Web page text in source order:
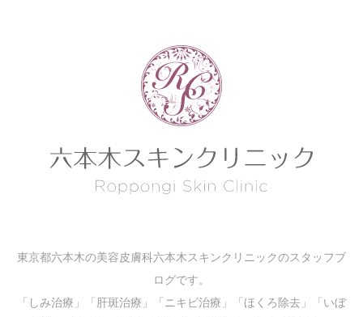
東京都六本木の美容皮膚科六本木スキンクリニックのスタッフブ
ログです。
「しみ治療」「肝斑治療」「ニキビ治療」「ほくろ除去」「いぼ